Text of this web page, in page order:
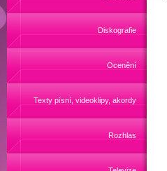
Diskografie
Ocenění
Texty písní, videoklipy, akordy
Rozhlas